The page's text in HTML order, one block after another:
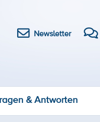
Newsletter
& Antworten